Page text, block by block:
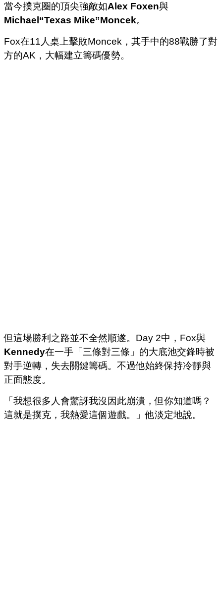
當今撲克圈的頂尖強敵如Alex Foxen與
Michael“Texas Mike”Moncek。
Fox在11人桌上擊敗Moncek，其手中的88戰勝了對
方的AK，大幅建立籌碼優勢。
但這場勝利之路並不全然順遂。Day 2中，Fox與
Kennedy在一手「三條對三條」的大底池交鋒時被
對手逆轉，失去關鍵籌碼。不過他始終保持冷靜與
正面態度。
「我想很多人會驚訝我沒因此崩潰，但你知道嗎？
這就是撲克，我熱愛這個遊戲。」他淡定地說。